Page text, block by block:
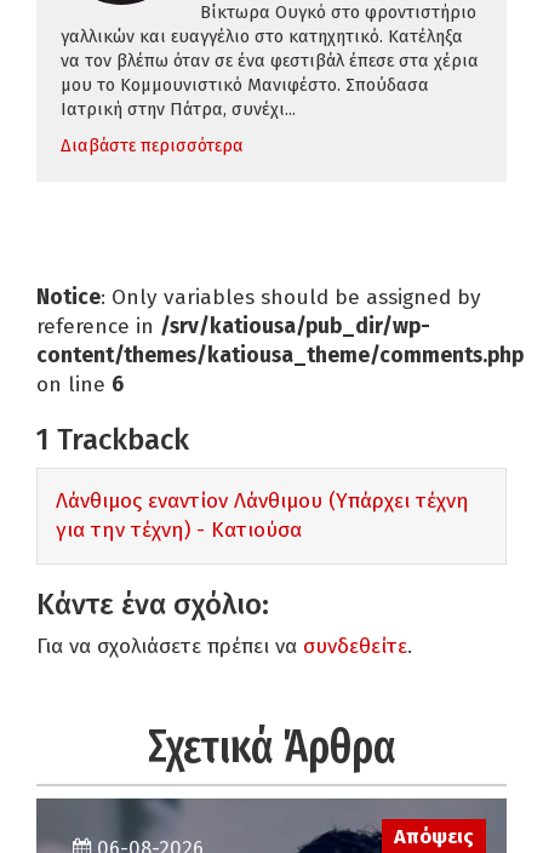
Βίκτωρα Ουγκό στο φροντιστήριο
γαλλικών και ευαγγέλιο στο κατηχητικό. Κατέληξα
να τον βλέπω όταν σε ένα φεστιβάλ έπεσε στα χέρια
μου το Κομμουνιστικό Μανιφέστο. Σπούδασα
Ιατρική στην Πάτρα, συνέχι...
Διαβάστε περισσότερα
Notice: Only variables should be assigned by
reference in /srv/katiousa/pub_dir/wp-
content/themes/katiousa_theme/comments.php
on line 6
1 Trackback
Λάνθιμος εναντίον Λάνθιμου (Υπάρχει τέχνη
για την τέχνη) - Κατιούσα
Κάντε ένα σχόλιο:
Για να σχολιάσετε πρέπει να συνδεθείτε.
Σχετικά Άρθρα
Απόψεις